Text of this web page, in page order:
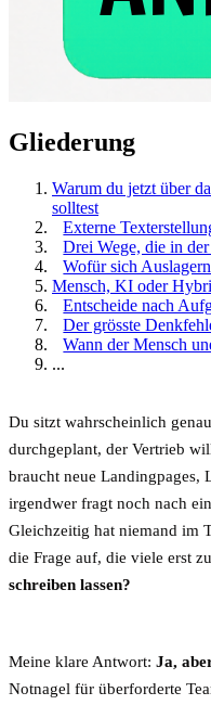
Gliederung
Warum du jetzt über
solltest
Externe
Drei Wege, die in
Wofür sich
Mensch, KI oder
Entscheide nach
Der grösste
Wann der Mensch
...
Du sitzt wahrscheinlich
durchgeplant, der Vertrieb
braucht neue
irgendwer fragt noch nach
Gleichzeitig hat niemand im
die Frage auf, die viele erst
schreiben lassen?
Meine klare Antwort: Ja,
Notnagel für überforderte